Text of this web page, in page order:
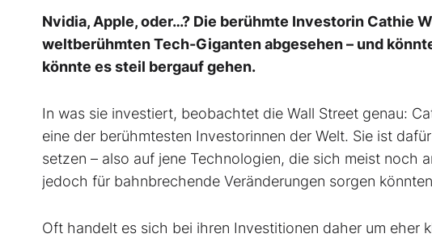
Nvidia, Apple, oder…? Die berühmte Investorin Cathie
weltberühmten Tech-Giganten abgesehen – und
könnte es steil bergauf gehen.
In was sie investiert, beobachtet die Wall Street genau:
eine der berühmtesten Investorinnen der Welt. Sie ist
setzen – also auf jene Technologien, die sich meist noch
jedoch für bahnbrechende Veränderungen sorgen
Oft handelt es sich bei ihren Investitionen daher um eher